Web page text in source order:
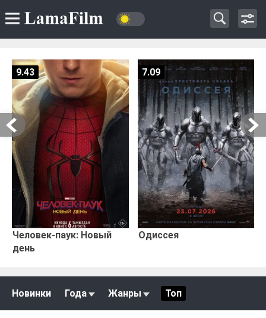
Человек-паук: Новый
день
9.43
Одиссея
7.09
Новинки Года Жанры Топ